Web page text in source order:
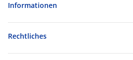
Informationen
Rechtliches